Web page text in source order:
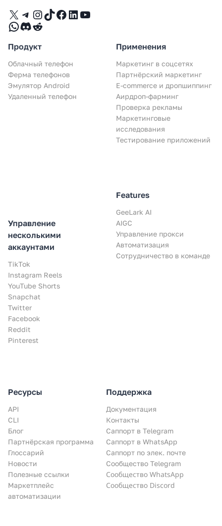
X Telegram
Instagram
TikTok
Facebook
LinkedIn
YouTube
WhatsApp
Discord
Reddit
Продукт
Облачный телефон
Ферма телефонов
Эмулятор Android
Удаленный телефон
Управление
несколькими
аккаунтами
TikTok
Instagram Reels
YouTube Shorts
Snapchat
Twitter
Facebook
Reddit
Pinterest
Применения
Маркетинг в соцсетях
Партнёрский маркетинг
E-commerce и дропшиппинг
Аирдроп-фарминг
Проверка рекламы
Маркетинговые
исследования
Тестирование приложений
Features
GeeLark AI
AIGC
Управление прокси
Автоматизация
Сотрудничество в команде
Ресурсы
API
CLI
Блог
Партнёрская программа
Глоссарий
Новости
Полезные ссылки
Маркетплейс
автоматизации
Поддержка
Документация
Контакты
Саппорт в Telegram
Саппорт в WhatsApp
Саппорт по элек. почте
Сообщество Telegram
Сообщество WhatsApp
Сообщество Discord